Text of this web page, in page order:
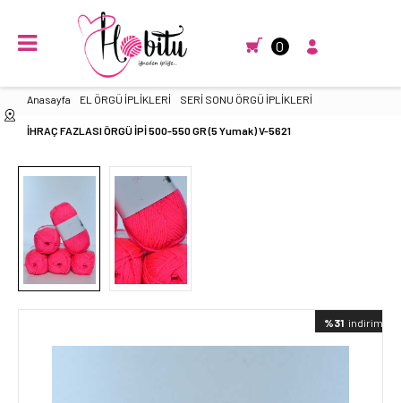
0
Anasayfa EL ÖRGÜ İPLİKLERİ SERİ SONU ÖRGÜ İPLİKLERİ
İHRAÇ FAZLASI ÖRGÜ İPİ 500-550 GR (5 Yumak) V-5621
%31 indirimli